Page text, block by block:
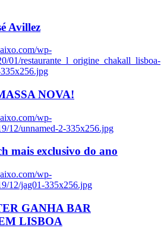
Avillez
wp-
01/restaurante_l_origine_chakall_lisboa-
NOVA!
wp-
12/unnamed-2-335x256.jpg
mais exclusivo do ano
wp-
12/jag01-335x256.jpg
GANHA BAR
LISBOA